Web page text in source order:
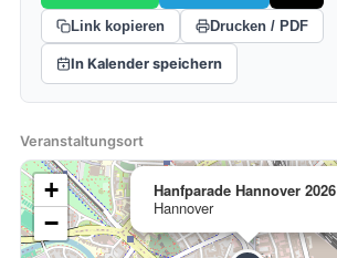
Link kopieren Drucken / PDF
In Kalender speichern
Veranstaltungsort
Hanfparade Hannover 2026
Hannover
+
−